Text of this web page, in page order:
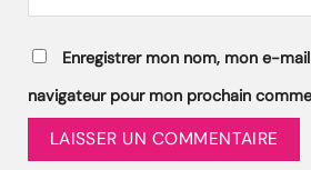
Enregistrer mon nom, mon e-
navigateur pour mon prochain